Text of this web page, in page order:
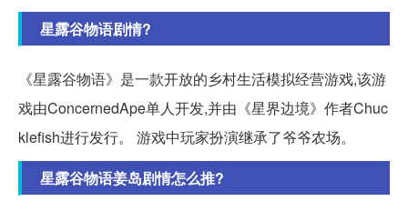
星露谷物语剧情?
《星露谷物语》是一款开放的乡村生活模拟经营游戏,该游
戏由ConcernedApe单人开发,并由《星界边境》作者Chuc
klefish进行发行。 游戏中玩家扮演继承了爷爷农场。
星露谷物语姜岛剧情怎么推?